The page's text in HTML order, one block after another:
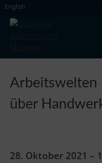
Skip
content
English
Arbeitswelten
über
28. Oktober 2021 –